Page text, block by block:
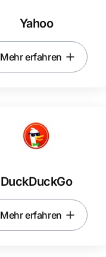
Yahoo
Mehr erfahren
DuckDuckGo
Mehr erfahren